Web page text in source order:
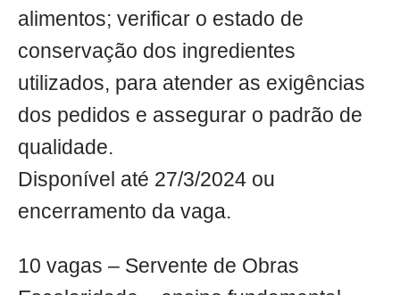
alimentos; verificar o estado de
conservação dos ingredientes
utilizados, para atender as exigências
dos pedidos e assegurar o padrão de
qualidade.
Disponível até 27/3/2024 ou
encerramento da vaga.
10 vagas – Servente de Obras